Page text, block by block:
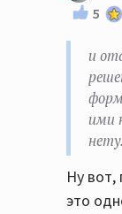
5
и
ими
Ну вот,
это